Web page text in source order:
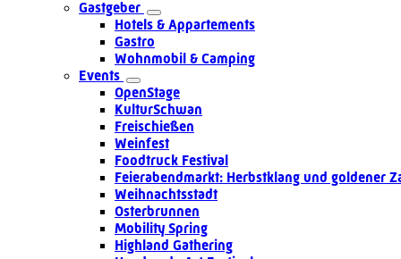
Gastgeber
Hotels & Appartements
Gastro
Wohnmobil & Camping
Events
OpenStage
KulturSchwan
Freischießen
Weinfest
Foodtruck Festival
Feierabendmarkt: Herbstklang und goldener
Weihnachtsstadt
Osterbrunnen
Mobility Spring
Highland Gathering